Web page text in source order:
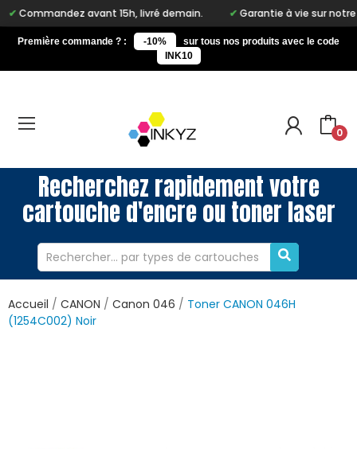
avant 15h, livré demain. Garantie à vie sur notre marque
Première commande ? : -10%
sur tous nos produits avec le code
INK10
0
Recherchez rapidement votre
cartouche d'encre ou toner laser
Accueil CANON Canon 046
Toner CANON 046H
(1254C002) Noir